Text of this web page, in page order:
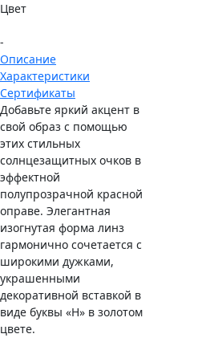
Цвет
-
Описание
Характеристики
Сертификаты
Добавьте яркий акцент в
свой образ с помощью
этих стильных
солнцезащитных очков в
эффектной
полупрозрачной красной
оправе. Элегантная
изогнутая форма линз
гармонично сочетается с
широкими дужками,
украшенными
декоративной вставкой в
виде буквы «H» в золотом
цвете.